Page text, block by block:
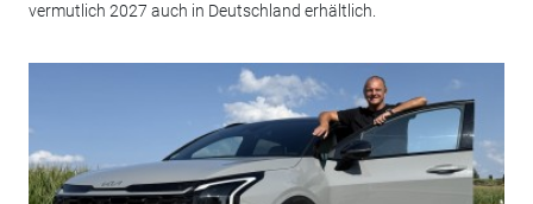
vermutlich 2027 auch in Deutschland erhältlich.